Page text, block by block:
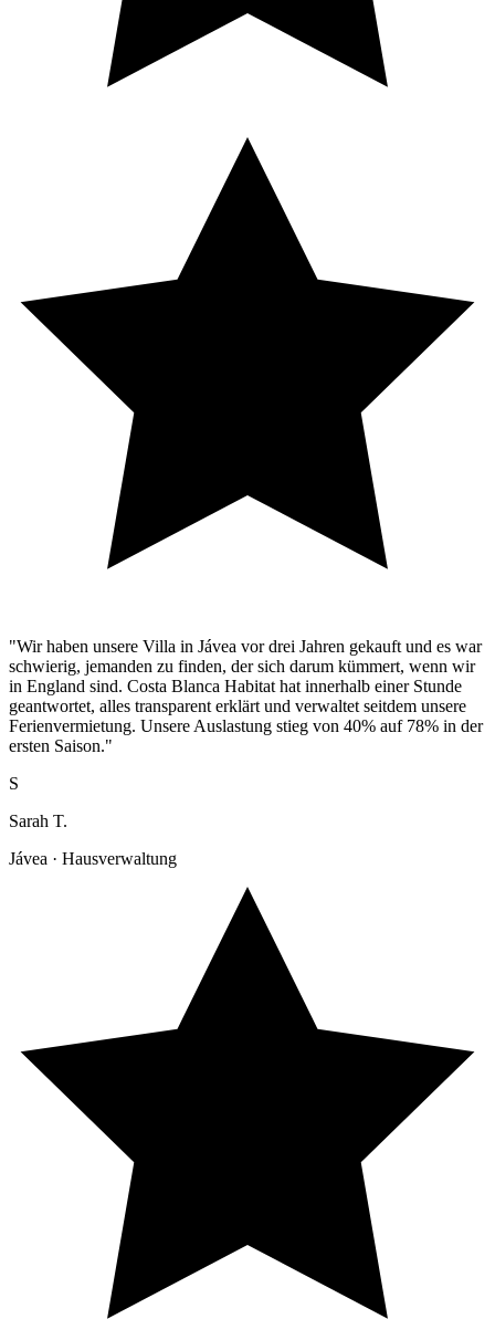
"Wir haben unsere Villa in Jávea vor drei Jahren gekauft und es war
schwierig, jemanden zu finden, der sich darum kümmert, wenn wir
in England sind. Costa Blanca Habitat hat innerhalb einer Stunde
geantwortet, alles transparent erklärt und verwaltet seitdem unsere
Ferienvermietung. Unsere Auslastung stieg von 40% auf 78% in der
ersten Saison."
S
Sarah T.
Jávea · Hausverwaltung